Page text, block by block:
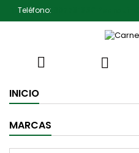
Teléfono:
 
INICIO
MARCAS